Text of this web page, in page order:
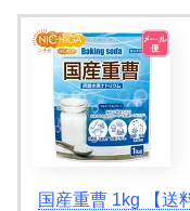
国産重曹 1kg 【送